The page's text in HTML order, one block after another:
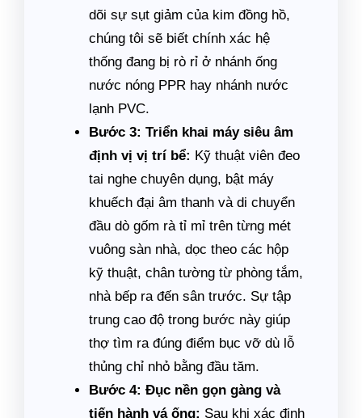
dõi sự sụt giảm của kim đồng hồ,
chúng tôi sẽ biết chính xác hệ
thống đang bị rò rỉ ở nhánh ống
nước nóng PPR hay nhánh nước
lạnh PVC.
Bước 3: Triển khai máy siêu âm
định vị vị trí bể: Kỹ thuật viên đeo
tai nghe chuyên dụng, bật máy
khuếch đại âm thanh và di chuyển
đầu dò gốm rà tỉ mỉ trên từng mét
vuông sàn nhà, dọc theo các hộp
kỹ thuật, chân tường từ phòng tắm,
nhà bếp ra đến sân trước. Sự tập
trung cao độ trong bước này giúp
thợ tìm ra đúng điểm bục vỡ dù lỗ
thủng chỉ nhỏ bằng đầu tăm.
Bước 4: Đục nền gọn gàng và
tiến hành vá ống: Sau khi xác định